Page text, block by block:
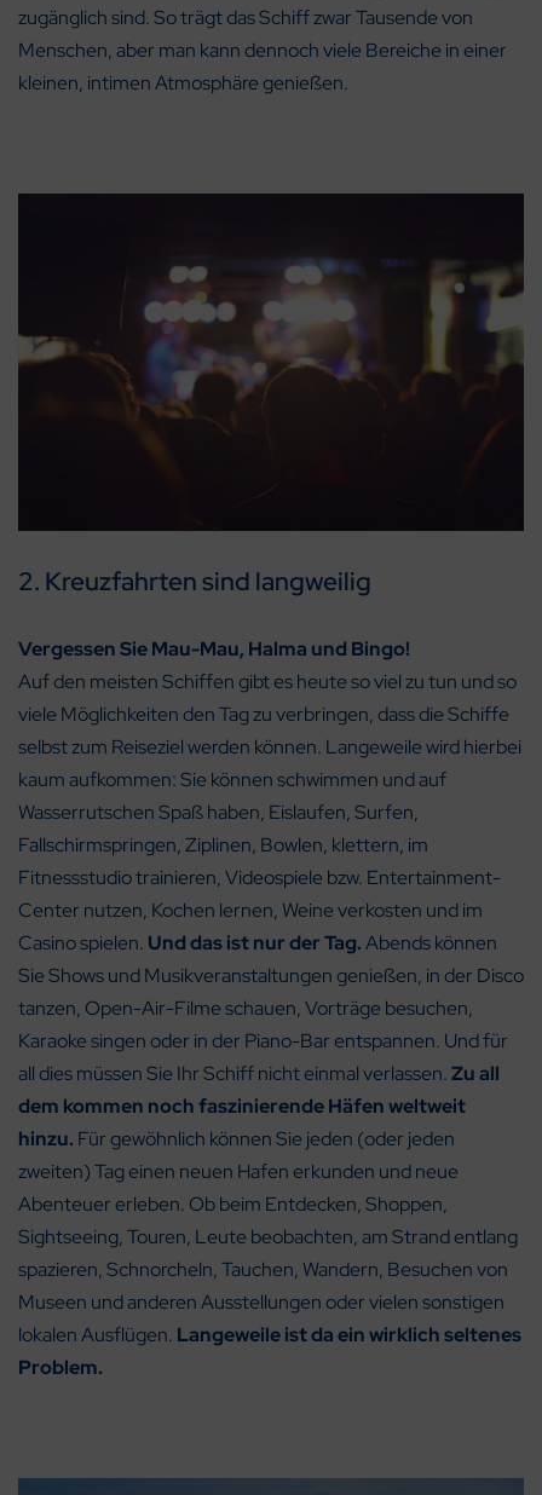
zugänglich sind. So trägt das Schiff zwar Tausende von
Menschen, aber man kann dennoch viele Bereiche in einer
kleinen, intimen Atmosphäre genießen.
2. Kreuzfahrten sind langweilig
Vergessen Sie Mau-Mau, Halma und Bingo!
Auf den meisten Schiffen gibt es heute so viel zu tun und so
viele Möglichkeiten den Tag zu verbringen, dass die Schiffe
selbst zum Reiseziel werden können. Langeweile wird hierbei
kaum aufkommen: Sie können schwimmen und auf
Wasserrutschen Spaß haben, Eislaufen, Surfen,
Fallschirmspringen, Ziplinen, Bowlen, klettern, im
Fitnessstudio trainieren, Videospiele bzw. Entertainment-
Center nutzen, Kochen lernen, Weine verkosten und im
Casino spielen. Und das ist nur der Tag.Abends können
Sie Shows und Musikveranstaltungen genießen, in der Disco
tanzen, Open-Air-Filme schauen, Vorträge besuchen,
Karaoke singen oder in der Piano-Bar entspannen. Und für
all dies müssen Sie Ihr Schiff nicht einmal verlassen.Zu all
dem kommen noch faszinierende Häfen weltweit
hinzu. Für gewöhnlich können Sie jeden (oder jeden
zweiten) Tag einen neuen Hafen erkunden und neue
Abenteuer erleben. Ob beim Entdecken, Shoppen,
Sightseeing, Touren, Leute beobachten, am Strand entlang
spazieren, Schnorcheln, Tauchen, Wandern, Besuchen von
Museen und anderen Ausstellungen oder vielen sonstigen
lokalen Ausflügen. Langeweile ist da ein wirklich seltenes
Problem.